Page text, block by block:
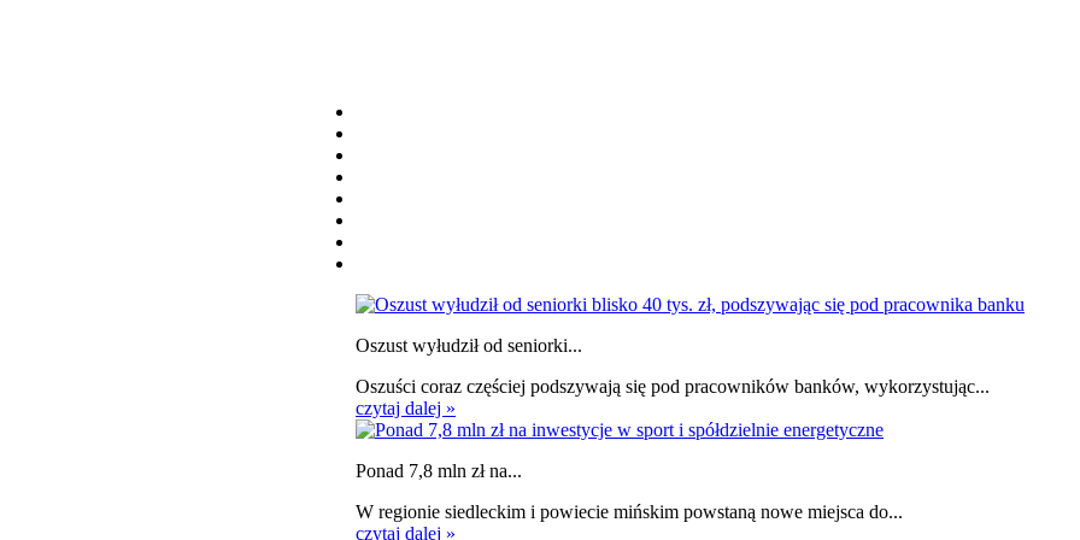
Oszust wyłudził od seniorki...
Oszuści coraz częściej podszywają się pod pracowników banków, wykorzystując...
czytaj dalej »
Ponad 7,8 mln zł na...
W regionie siedleckim i powiecie mińskim powstaną nowe miejsca do...
czytaj dalej »